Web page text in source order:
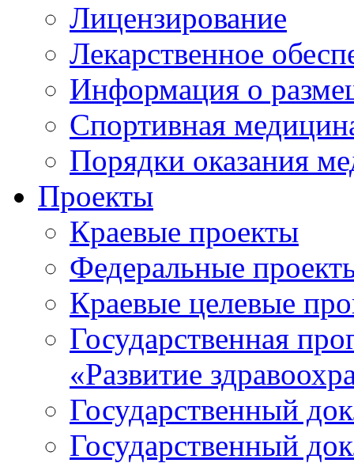
Лицензирование
Лекарственное
Информация о
Спортивная
Порядки оказания
Проекты
Краевые проекты
Федеральные
Краевые целевые
Государственная
«Развитие
Государственный
Государственный